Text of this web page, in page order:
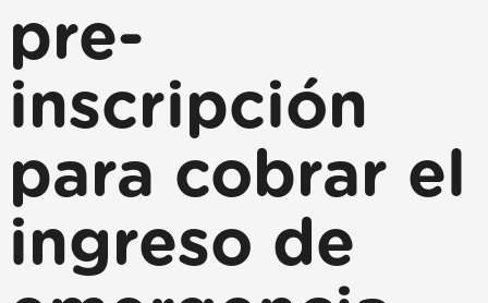
pre-
inscripción
para cobrar el
ingreso de